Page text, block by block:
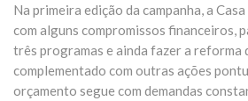
Na primeira edição da campanha, a
com alguns compromissos financeiros,
três programas e ainda fazer a reforma
complementado com outras ações
orçamento segue com demandas